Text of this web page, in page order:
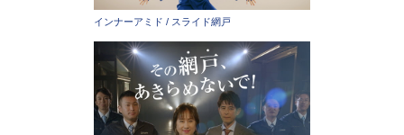
インナーアミド / スライド網戸